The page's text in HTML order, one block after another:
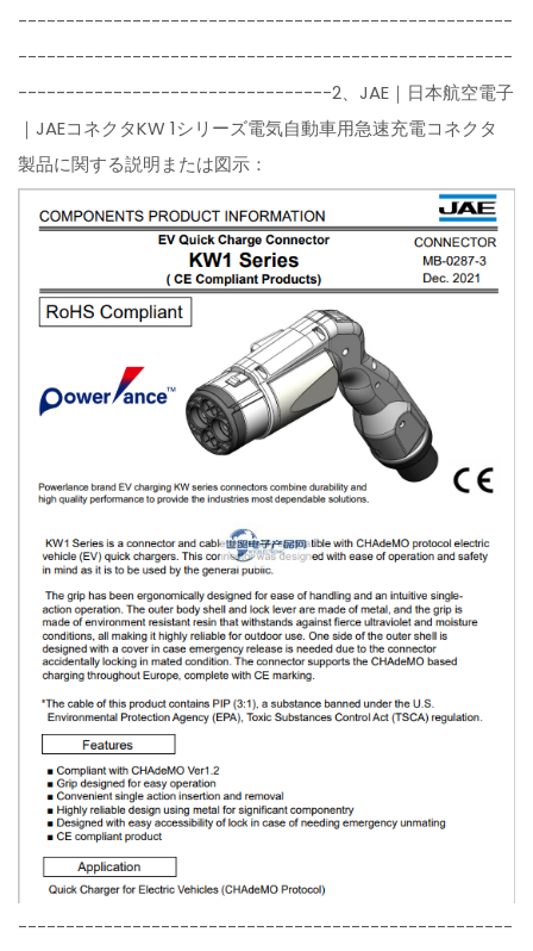
----------------------------------------------------
----------------------------------------------------
---------------------------------2、JAE｜日本航空電子
｜JAEコネクタKW 1シリーズ電気自動車用急速充電コネクタ
製品に関する説明または図示：
----------------------------------------------------